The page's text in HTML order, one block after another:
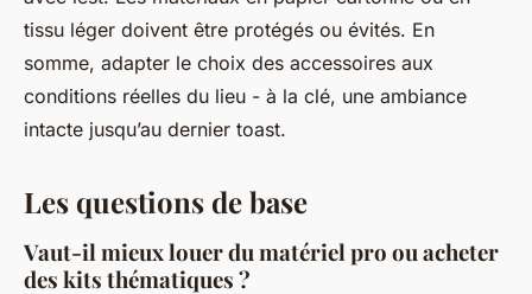
tissu léger doivent être protégés ou évités. En
somme, adapter le choix des accessoires aux
conditions réelles du lieu - à la clé, une ambiance
intacte jusqu’au dernier toast.
Les questions de base
Vaut-il mieux louer du matériel pro ou acheter
des kits thématiques ?